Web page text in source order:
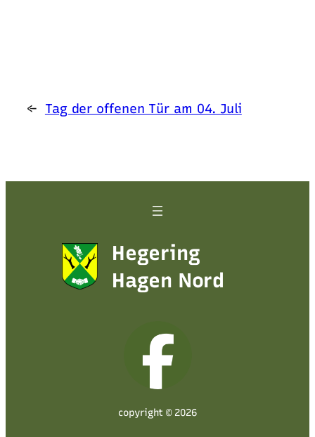
← Tag der offenen Tür am 04. Juli
Hegering
Hagen Nord
copyright © 2026